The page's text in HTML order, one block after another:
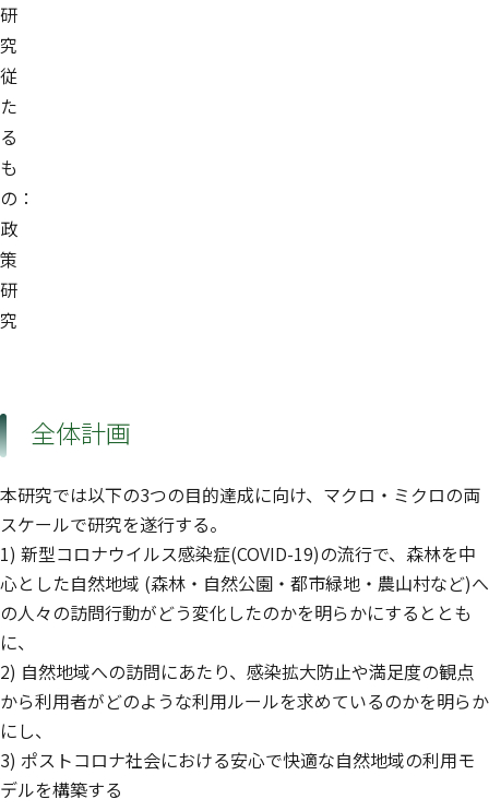
研
究
従
た
る
も
の：
政
策
研
究
全体計画
本研究では以下の3つの目的達成に向け、マクロ・ミクロの両
スケールで研究を遂行する。
1) 新型コロナウイルス感染症(COVID-19)の流行で、森林を中
心とした自然地域 (森林・自然公園・都市緑地・農山村など)へ
の人々の訪問行動がどう変化したのかを明らかにするととも
に、
2) 自然地域への訪問にあたり、感染拡大防止や満足度の観点
から利用者がどのような利用ルールを求めているのかを明らか
にし、
3) ポストコロナ社会における安心で快適な自然地域の利用モ
デルを構築する